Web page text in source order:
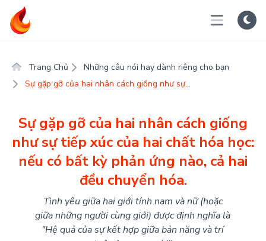
Trang Chủ
Những câu nói hay dành riêng cho bạn
Sự gặp gỡ của hai nhân cách giống như sự...
Sự gặp gỡ của hai nhân cách giống
như sự tiếp xúc của hai chất hóa học:
nếu có bất kỳ phản ứng nào, cả hai
đều chuyển hóa.
Tình yêu giữa hai giới tính nam và nữ (hoặc
giữa những người cùng giới) được định nghĩa là
"Hệ quả của sự kết hợp giữa bản năng và trí